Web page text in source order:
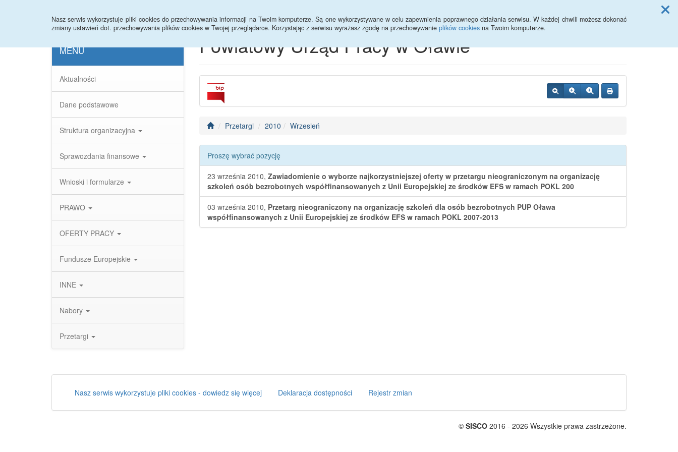
Nasz serwis wykorzystuje pliki cookies do przechowywania informacji na Twoim komputerze. Są one wykorzystywane w celu zapewnienia poprawnego działania serwisu. W każdej chwili możesz dokonać
zmiany ustawień dot. przechowywania plików cookies w Twojej przeglądarce. Korzystając z serwisu wyrażasz zgodę na przechowywanie plików cookies na Twoim komputerze.
MENU
Aktualności
Dane podstawowe
Struktura organizacyjna
Sprawozdania finansowe
Wnioski i formularze
PRAWO
OFERTY PRACY
Fundusze Europejskie
INNE
Nabory
Przetargi
Powiatowy Urząd Pracy w Oławie
Przetargi 2010 Wrzesień
Proszę wybrać pozycję
23 września 2010, Zawiadomienie o wyborze najkorzystniejszej oferty w przetargu nieograniczonym na organizację
szkoleń osób bezrobotnych współfinansowanych z Unii Europejskiej ze środków EFS w ramach POKL 200
03 września 2010, Przetarg nieograniczony na organizację szkoleń dla osób bezrobotnych PUP Oława
współfinansowanych z Unii Europejskiej ze środków EFS w ramach POKL 2007-2013
Nasz serwis wykorzystuje pliki cookies - dowiedz się więcej Deklaracja dostępności Rejestr zmian
© SISCO 2016 - 2026 Wszystkie prawa zastrzeżone.